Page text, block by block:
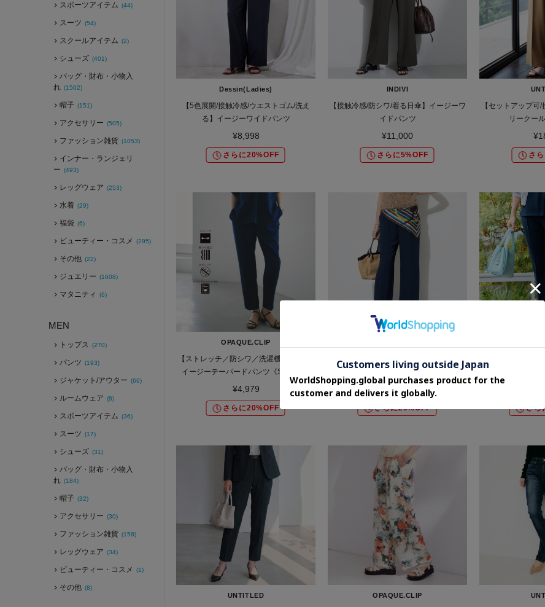
スポーツアイテム (44)
スーツ (54)
スクールアイテム (2)
シューズ (401)
バッグ・財布・小物入
れ (1502)
帽子 (151)
アクセサリー (505)
ファッション雑貨 (1053)
インナー・ランジェリ
ー (493)
レッグウェア (253)
水着 (29)
福袋 (6)
ビューティー・コスメ (295)
その他 (22)
ジュエリー (1608)
マタニティ (6)
MEN
トップス (270)
パンツ (193)
ジャケット/アウター (66)
ルームウェア (8)
スポーツアイテム (36)
スーツ (17)
シューズ (31)
バッグ・財布・小物入
れ (184)
帽子 (32)
アクセサリー (30)
ファッション雑貨 (158)
レッグウェア (34)
ビューティー・コスメ (1)
その他 (8)
Dessin(Ladies)
【5色展開/接触冷感/ウエストゴム/洗え
る】イージーワイドパンツ
¥8,998
さらに20%OFF
INDIVI
【接触冷感/防シワ/着る日傘】イージーワ
イドパンツ
¥11,000
さらに5%OFF
【セットアップ可
リークー
さ
OPAQUE.CLIP
【ストレッチ／防シワ／洗濯機OK】美脚
イージーテーパードパンツ《SS～LL／
5col／セットアップ可／丈が選べる》
¥4,979
さらに20%OFF
【洗える／UVケア／SETUP可】着る日傘
ワイドパンツ
¥13,970
さらに20%OFF
【洗える／UVケ
テー
さら
UNTITLED OPAQUE.CLIP